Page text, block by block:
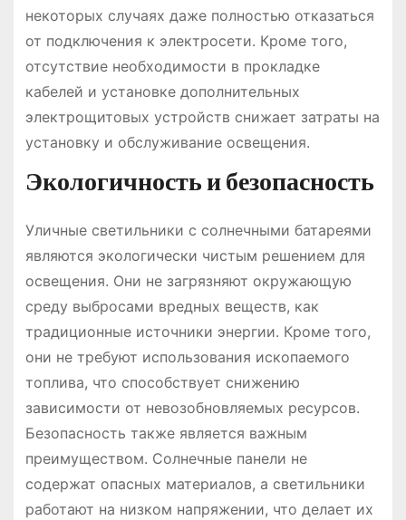
некоторых случаях даже полностью отказаться
от подключения к электросети. Кроме того,
отсутствие необходимости в прокладке
кабелей и установке дополнительных
электрощитовых устройств снижает затраты на
установку и обслуживание освещения.
Экологичность и безопасность
Уличные светильники с солнечными батареями
являются экологически чистым решением для
освещения. Они не загрязняют окружающую
среду выбросами вредных веществ, как
традиционные источники энергии. Кроме того,
они не требуют использования ископаемого
топлива, что способствует снижению
зависимости от невозобновляемых ресурсов.
Безопасность также является важным
преимуществом. Солнечные панели не
содержат опасных материалов, а светильники
работают на низком напряжении, что делает их